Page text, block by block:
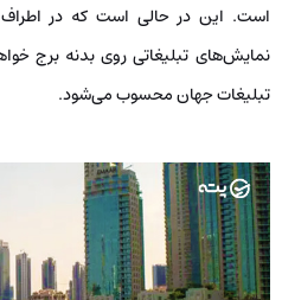
است. این در حالی است که در
نمایش‌های تبلیغاتی روی بدنه برج
تبلیغات جهان محسوب می‌شود.